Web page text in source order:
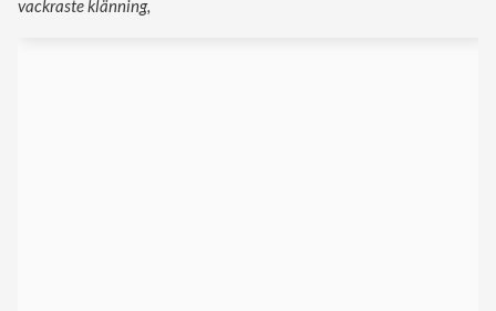
vackraste klänning,